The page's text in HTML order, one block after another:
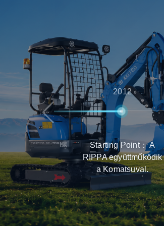
2012
Starting Point： A
RIPPA együttműködik
a Komatsuval.